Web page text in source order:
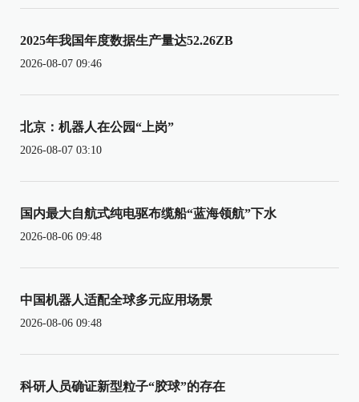
2025年我国年度数据生产量达52.26ZB
2026-08-07 09:46
北京：机器人在公园“上岗”
2026-08-07 03:10
国内最大自航式纯电驱布缆船“蓝海领航”下水
2026-08-06 09:48
中国机器人适配全球多元应用场景
2026-08-06 09:48
科研人员确证新型粒子“胶球”的存在